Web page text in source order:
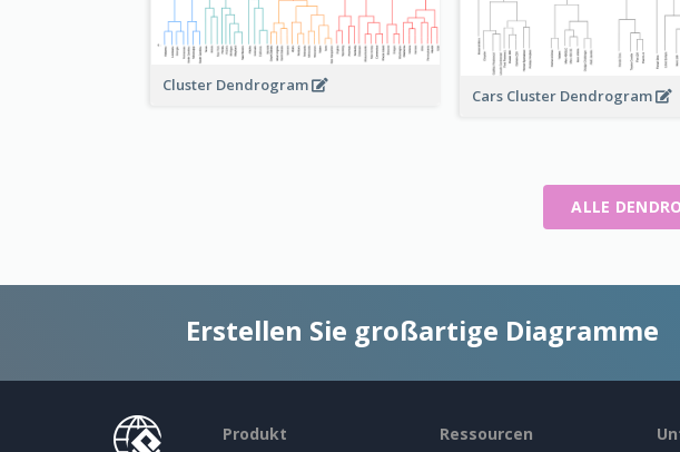
Cluster Dendrogram
Cars Cluster Dendrogram
ALLE
Erstellen Sie großartige Diagramme
Produkt Ressourcen